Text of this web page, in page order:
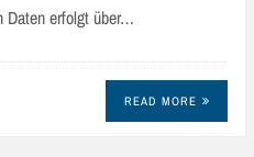
Daten erfolgt über…
READ MORE